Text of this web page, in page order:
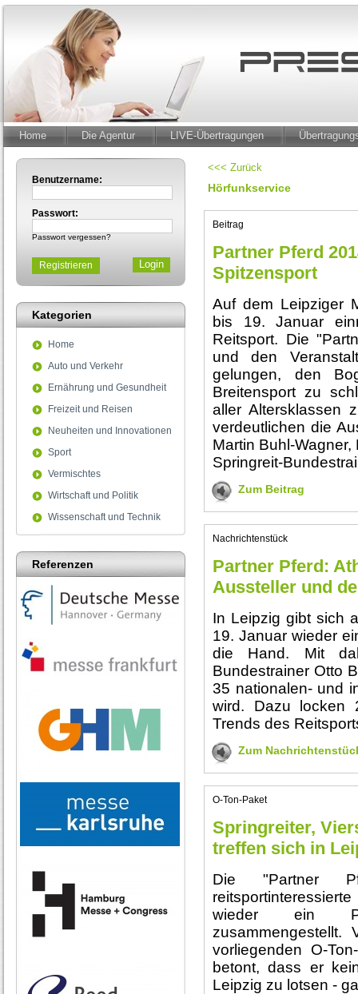
Home Die Agentur LIVE-Übertragungen
Benutzername:
Passwort:
Passwort vergessen?
Registrieren
Kategorien
Home
Auto und Verkehr
Ernährung und Gesundheit
Freizeit und Reisen
Neuheiten und Innovationen
Sport
Vermischtes
Wirtschaft und Politik
Wissenschaft und Technik
Referenzen
<<< Zurück
Hörfunkservice
Beitrag
Partner Pferd
Spitzensport
Auf dem Leipziger
bis 19. Januar
Reitsport. Die
und den
gelungen, den
Breitensport zu
aller Altersklassen
verdeutlichen die
Martin Buhl-
Springreit-
Zum Beitrag
Nachrichtenstück
Partner Pferd:
Aussteller und
In Leipzig gibt sich
19. Januar wieder
die Hand. Mit
Bundestrainer Otto
35 nationalen- und
wird. Dazu locken
Trends des
Zum
O-Ton-Paket
Springreiter,
treffen sich in
Die "Partner
wieder ein
zusammengestellt.
vorliegenden O-
betont, dass er
Leipzig zu lotsen -